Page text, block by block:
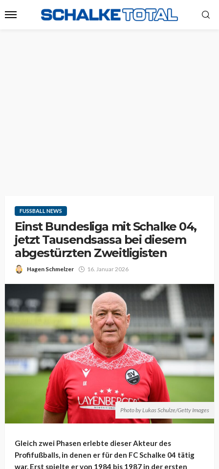
FUSSBALL NEWS
Einst Bundesliga mit Schalke 04,
jetzt Tausendsassa bei diesem
abgestürzten Zweitligisten
Hagen Schmelzer 16. Januar 2026
Photo by Lukas Schulze/Getty Images
Gleich zwei Phasen erlebte dieser Akteur des
Profifußballs, in denen er für den FC Schalke 04 tätig
war. Erst spielte er von 1984 bis 1987 in der ersten